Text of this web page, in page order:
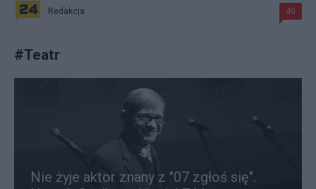
Redakcja 40
#Teatr
Nie żyje aktor znany z "07 zgłoś się".